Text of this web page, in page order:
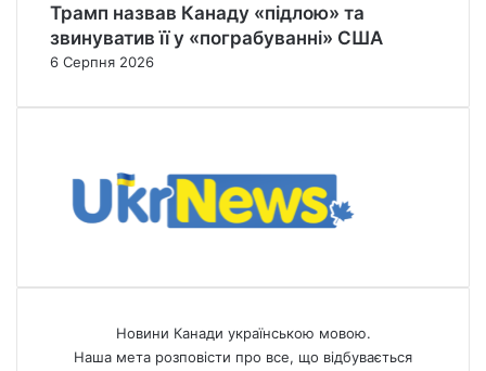
Трамп назвав Канаду «підлою» та
звинуватив її у «пограбуванні» США
6 Серпня 2026
Новини Канади українською мовою.
Наша мета розповісти про все, що відбувається